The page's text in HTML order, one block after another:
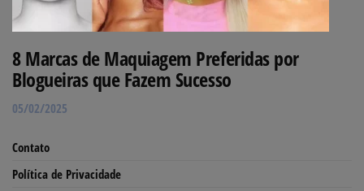
8 Marcas de Maquiagem Preferidas por
Blogueiras que Fazem Sucesso
05/02/2025
Contato
Política de Privacidade